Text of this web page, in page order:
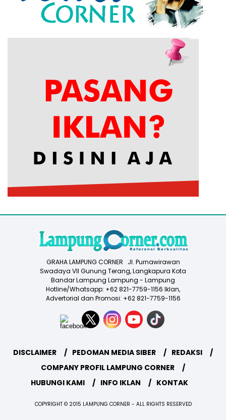
GRAHA LAMPUNG CORNER Jl. Purnawirawan
Swadaya VII Gunung Terang, Langkapura Kota
Bandar Lampung Lampung - Lampung
Hotline/Whatsapp: +62 821-7759-1156 Iklan,
Advertorial dan Promosi: +62 821-7759-1156
DISCLAIMER PEDOMAN MEDIA SIBER
REDAKSI
COMPANY PROFIL LAMPUNG CORNER
HUBUNGI KAMI
INFO IKLAN KONTAK
COPYRIGHT © 2015 LAMPUNG CORNER - ALL RIGHTS RESERVED